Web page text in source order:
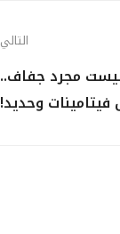
التالي
مجرد جفاف..
وحديد!